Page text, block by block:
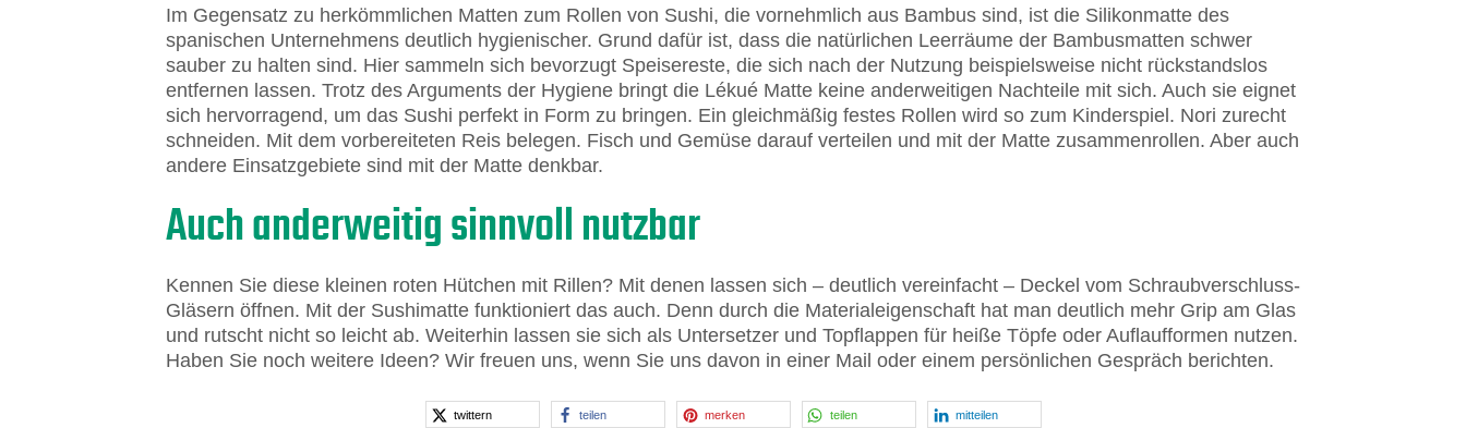
Im Gegensatz zu herkömmlichen Matten zum Rollen von Sushi, die vornehmlich aus Bambus sind, ist die Silikonmatte des
spanischen Unternehmens deutlich hygienischer. Grund dafür ist, dass die natürlichen Leerräume der Bambusmatten schwer
sauber zu halten sind. Hier sammeln sich bevorzugt Speisereste, die sich nach der Nutzung beispielsweise nicht rückstandslos
entfernen lassen. Trotz des Arguments der Hygiene bringt die Lékué Matte keine anderweitigen Nachteile mit sich. Auch sie eignet
sich hervorragend, um das Sushi perfekt in Form zu bringen. Ein gleichmäßig festes Rollen wird so zum Kinderspiel. Nori zurecht
schneiden. Mit dem vorbereiteten Reis belegen. Fisch und Gemüse darauf verteilen und mit der Matte zusammenrollen. Aber auch
andere Einsatzgebiete sind mit der Matte denkbar.
Auch anderweitig sinnvoll nutzbar
Kennen Sie diese kleinen roten Hütchen mit Rillen? Mit denen lassen sich – deutlich vereinfacht – Deckel vom Schraubverschluss-
Gläsern öffnen. Mit der Sushimatte funktioniert das auch. Denn durch die Materialeigenschaft hat man deutlich mehr Grip am Glas
und rutscht nicht so leicht ab. Weiterhin lassen sie sich als Untersetzer und Topflappen für heiße Töpfe oder Auflaufformen nutzen.
Haben Sie noch weitere Ideen? Wir freuen uns, wenn Sie uns davon in einer Mail oder einem persönlichen Gespräch berichten.
twittern teilen merken teilen mitteilen